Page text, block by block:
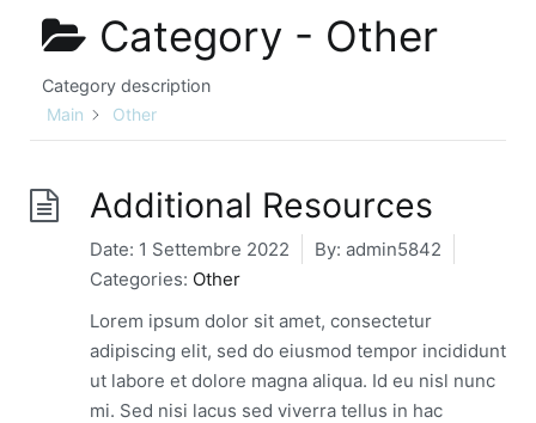
Category - Other
Category description
Main
Other
Additional Resources
Date: 1 Settembre 2022 By: admin5842
Categories: Other
Lorem ipsum dolor sit amet, consectetur
adipiscing elit, sed do eiusmod tempor incididunt
ut labore et dolore magna aliqua. Id eu nisl nunc
mi. Sed nisi lacus sed viverra tellus in hac